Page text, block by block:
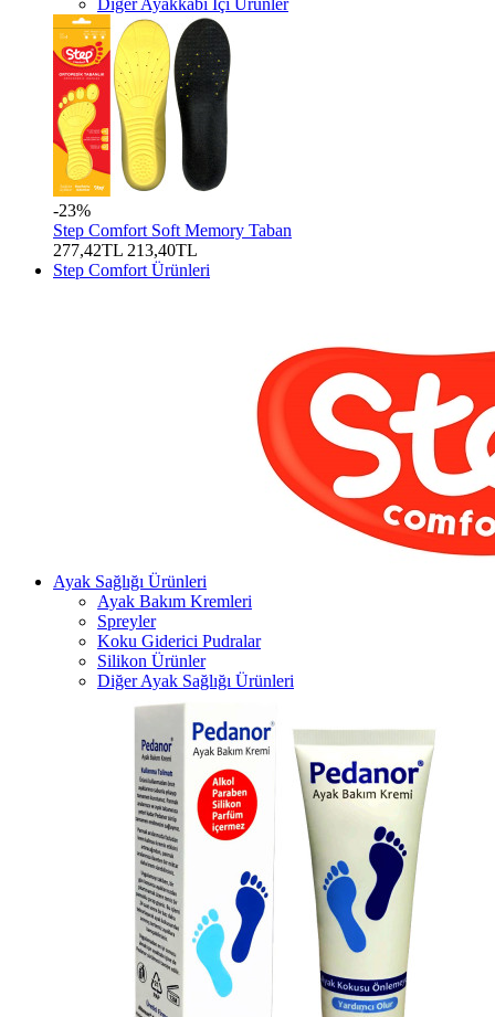
Diğer Ayakkabı İçi Ürünler
-23%
Step Comfort Soft Memory Taban
277,42TL 213,40TL
Step Comfort Ürünleri
Ayak Sağlığı Ürünleri
Ayak Bakım Kremleri
Spreyler
Koku Giderici Pudralar
Silikon Ürünler
Diğer Ayak Sağlığı Ürünleri